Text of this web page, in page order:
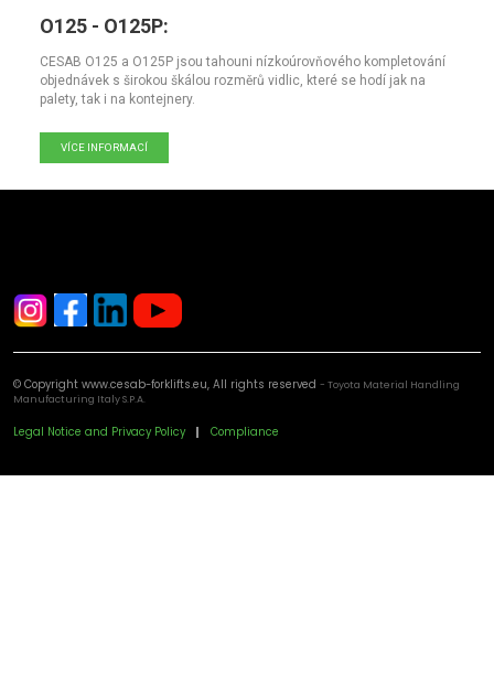
O125 - O125P:
CESAB O125 a O125P jsou tahouni nízkoúrovňového kompletování
objednávek s širokou škálou rozměrů vidlic, které se hodí jak na
palety, tak i na kontejnery.
VÍCE INFORMACÍ
© Copyright www.cesab-forklifts.eu, All rights reserved - Toyota Material Handling
Manufacturing Italy S.P.A.
Footer
menu
Legal Notice and Privacy Policy Compliance